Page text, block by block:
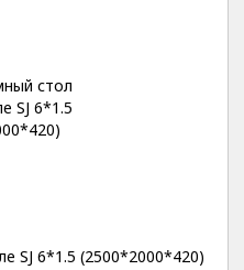
SJ 6*1.5 (2500*2000*420)